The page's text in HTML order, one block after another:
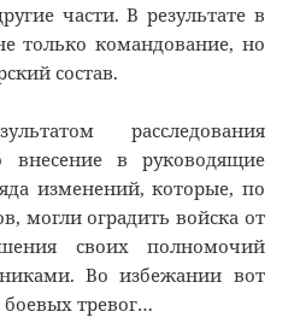
части. В результате в
только командование, но
состав.
расследования
внесение в руководящие
изменений, которые, по
могли оградить войска от
своих полномочий
Во избежании вот
тревог…